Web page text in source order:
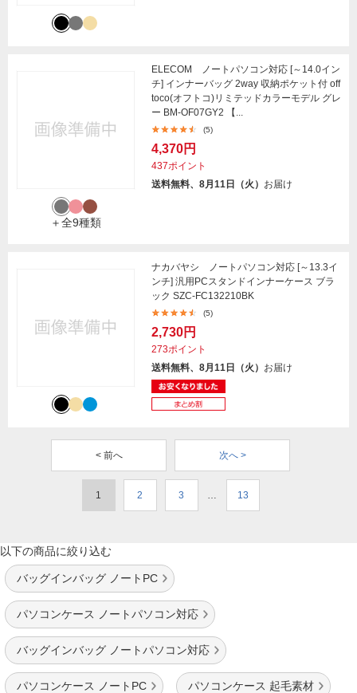
＋全9種類
ELECOM ノートパソコン対応 [～14.0イン
チ] インナーバッグ 2way 収納ポケット付 off
toco(オフトコ)リミテッドカラーモデル グレ
ー BM-OF07GY2 【...
(5)
4,370円
437ポイント
送料無料、8月11日（火） お届け
ナカバヤシ ノートパソコン対応 [～13.3イ
ンチ] 汎用PCスタンドインナーケース ブラ
ック SZC-FC132210BK
(5)
2,730円
273ポイント
送料無料、8月11日（火） お届け
< 前へ 次へ >
1 2 3 13
以下の商品に絞り込む
バッグインバッグ ノートPC
パソコンケース ノートパソコン対応
バッグインバッグ ノートパソコン対応
パソコンケース ノートPC パソコンケース 起毛素材